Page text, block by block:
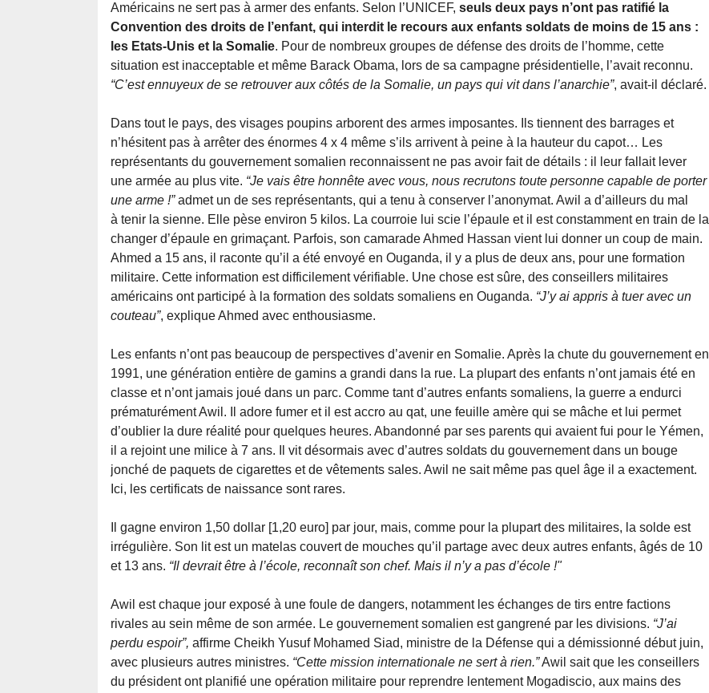
Américains ne sert pas à armer des enfants. Selon l’UNICEF, seuls deux pays n’ont pas ratifié la
Convention des droits de l’enfant, qui interdit le recours aux enfants soldats de moins de 15 ans :
les Etats-Unis et la Somalie. Pour de nombreux groupes de défense des droits de l’homme, cette
situation est inacceptable et même Barack Obama, lors de sa campagne présidentielle, l’avait reconnu.
“C’est ennuyeux de se retrouver aux côtés de la Somalie, un pays qui vit dans l’anarchie”, avait-il déclaré.
Dans tout le pays, des visages poupins arborent des armes imposantes. Ils tiennent des barrages et
n’hésitent pas à arrêter des énormes 4 x 4 même s’ils arrivent à peine à la hauteur du capot… Les
représentants du gouvernement somalien reconnaissent ne pas avoir fait de détails : il leur fallait lever
une armée au plus vite. “Je vais être honnête avec vous, nous recrutons toute personne capable de porter
une arme !”admet un de ses représentants, qui a tenu à conserver l’anonymat. Awil a d’ailleurs du mal
à tenir la sienne. Elle pèse environ 5 kilos. La courroie lui scie l’épaule et il est constamment en train de la
changer d’épaule en grimaçant. Parfois, son camarade Ahmed Hassan vient lui donner un coup de main.
Ahmed a 15 ans, il raconte qu’il a été envoyé en Ouganda, il y a plus de deux ans, pour une formation
militaire. Cette information est difficilement vérifiable. Une chose est sûre, des conseillers militaires
américains ont participé à la formation des soldats somaliens en Ouganda. “J’y ai appris à tuer avec un
couteau”, explique Ahmed avec enthousiasme.
Les enfants n’ont pas beaucoup de perspectives d’avenir en Somalie. Après la chute du gouvernement en
1991, une génération entière de gamins a grandi dans la rue. La plupart des enfants n’ont jamais été en
classe et n’ont jamais joué dans un parc. Comme tant d’autres enfants somaliens, la guerre a endurci
prématurément Awil. Il adore fumer et il est accro au qat, une feuille amère qui se mâche et lui permet
d’oublier la dure réalité pour quelques heures. Abandonné par ses parents qui avaient fui pour le Yémen,
il a rejoint une milice à 7 ans. Il vit désormais avec d’autres soldats du gouvernement dans un bouge
jonché de paquets de cigarettes et de vêtements sales. Awil ne sait même pas quel âge il a exactement.
Ici, les certificats de naissance sont rares.
Il gagne environ 1,50 dollar [1,20 euro] par jour, mais, comme pour la plupart des militaires, la solde est
irrégulière. Son lit est un matelas couvert de mouches qu’il partage avec deux autres enfants, âgés de 10
et 13 ans. “Il devrait être à l’école, reconnaît son chef. Mais il n’y a pas d’école !"
Awil est chaque jour exposé à une foule de dangers, notamment les échanges de tirs entre factions
rivales au sein même de son armée. Le gouvernement somalien est gangrené par les divisions. “J’ai
perdu espoir”, affirme Cheikh Yusuf Mohamed Siad, ministre de la Défense qui a démissionné début juin,
avec plusieurs autres ministres. “Cette mission internationale ne sert à rien.”Awil sait que les conseillers
du président ont planifié une opération militaire pour reprendre lentement Mogadiscio, aux mains des